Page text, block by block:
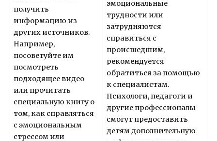
получить
информацию из
других источников.
Например,
посоветуйте им
посмотреть
подходящее видео
или прочитать
специальную книгу о
том, как справляться
с эмоциональным
стрессом или
эмоциональные
трудности или
затрудняются
справиться с
происшедшим,
рекомендуется
обратиться за помощью
к специалистам.
Психологи, педагоги и
другие профессионалы
смогут предоставить
детям дополнительную